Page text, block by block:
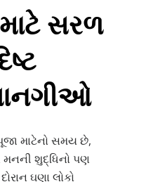
સરળ
પૂજા માટેનો સમય છે,
શુદ્ધિનો પણ
ઘણા લોકો